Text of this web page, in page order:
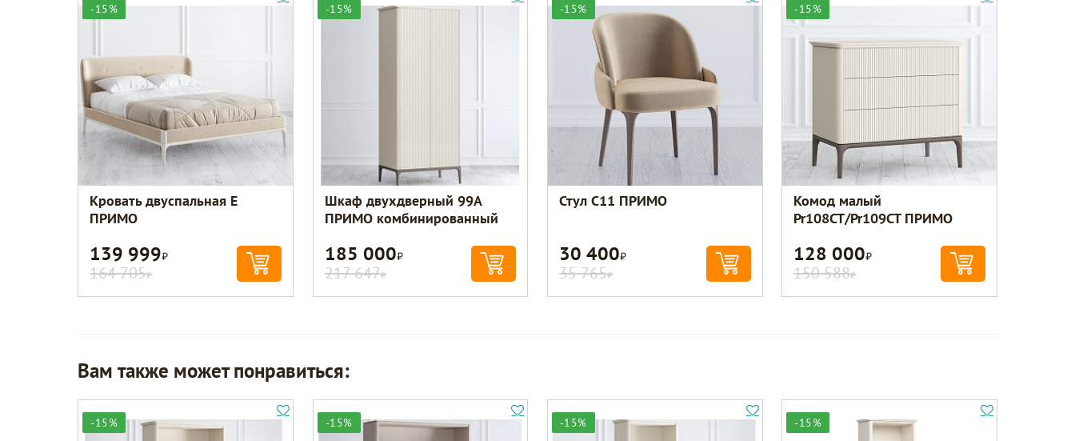
-15%
Кровать двуспальная E
ПРИМО
139 999Р
164 705Р
-15%
Шкаф двухдверный 99A
ПРИМО комбинированный
185 000Р
217 647Р
-15%
Стул C11 ПРИМО
30 400Р
35 765Р
-15%
Комод малый
Pr108CT/Pr109CT ПРИМО
128 000Р
150 588Р
Вам также может понравиться:
-15% -15% -15% -15%